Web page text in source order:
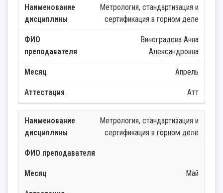
Метрология, стандартизация и
сертификация в горном деле
Виноградова Анна
Александровна
Апрель
Атт
Метрология, стандартизация и
сертификация в горном деле
Май